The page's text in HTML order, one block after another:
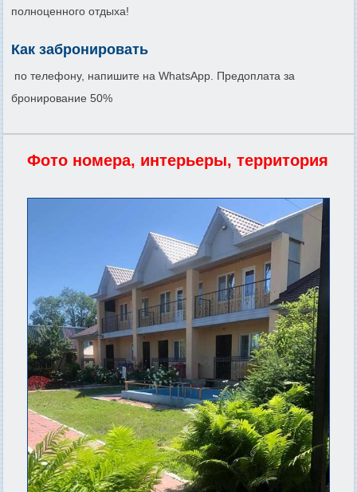
полноценного отдыха!
Как забронировать
по телефону, напишите на WhatsApp. Предоплата за
бронирование 50%
Фото номера, интерьеры, территория